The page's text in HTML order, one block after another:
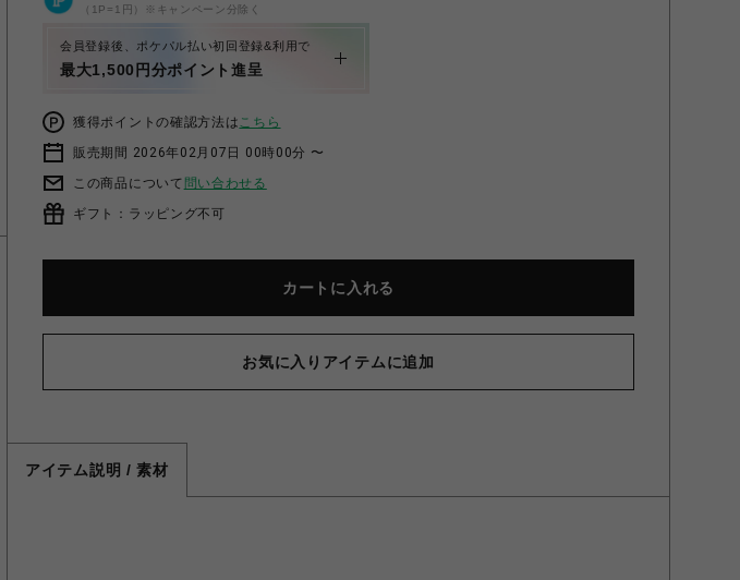
（1P=1円）※キャンペーン分除く
会員登録後、ポケパル払い初回登録&利用で
最大1,500円分ポイント進呈
獲得ポイントの確認方法はこちら
販売期間 2026年02月07日 00時00分 〜
この商品について 問い合わせる
ギフト：ラッピング不可
カートに入れる
お気に入りアイテムに追加
アイテム説明 / 素材